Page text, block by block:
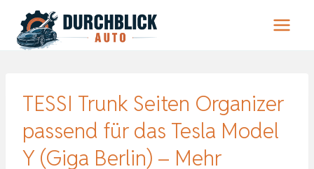
Inhalt
springen
TESSI Trunk Seiten Organizer
passend für das Tesla Model
Y (Giga Berlin) – Mehr